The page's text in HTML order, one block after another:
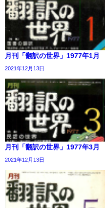
月刊「翻訳の世界」1977年1月
2021年12月13日
月刊「翻訳の世界」1977年3月
2021年12月13日